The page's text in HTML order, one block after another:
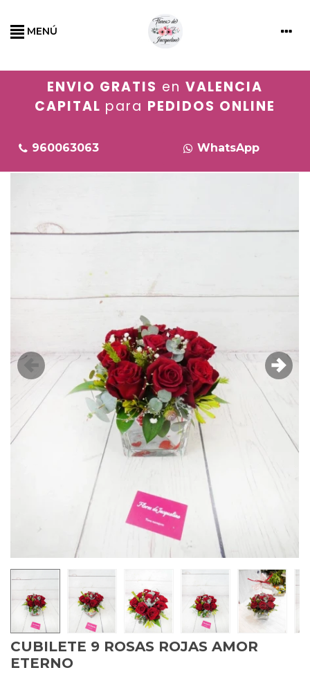
MENÚ
ENVIO GRATIS en VALENCIA
CAPITAL para PEDIDOS ONLINE
960063063 WhatsApp
CUBILETE 9 ROSAS ROJAS AMOR
ETERNO